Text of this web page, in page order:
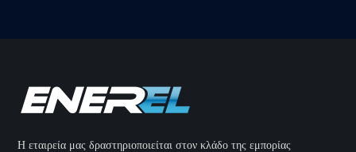
H εταιρεία μας δραστηριοποιείται στον κλάδο της εμπορίας